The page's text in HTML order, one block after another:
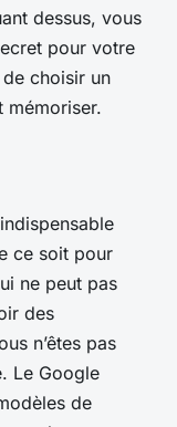
dessus, vous
pour votre
choisir un
mémoriser.
ce soit pour
ne peut pas
des
n’êtes pas
Le Google
de